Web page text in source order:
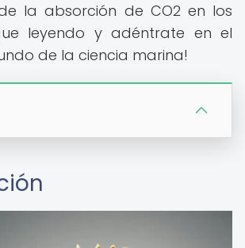
la absorción de CO2 en los
leyendo y adéntrate en el
de la ciencia marina!